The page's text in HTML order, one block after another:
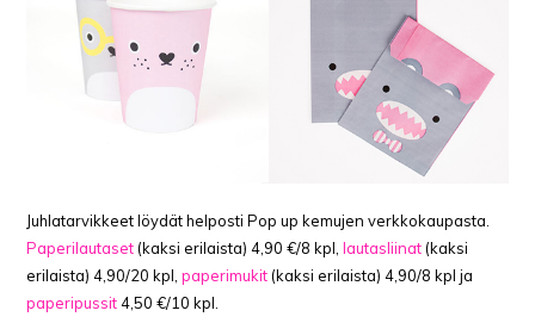
Juhlatarvikkeet löydät helposti Pop up kemujen verkkokaupasta.
Paperilautaset (kaksi erilaista) 4,90 €/8 kpl,lautasliinat (kaksi
erilaista) 4,90/20 kpl,paperimukit (kaksi erilaista) 4,90/8 kpl ja
paperipussit4,50 €/10 kpl.